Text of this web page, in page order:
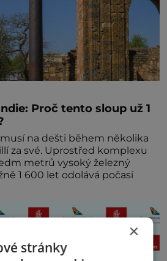
Proč tento sloup už 1
musí na dešti během několika
za své. Uprostřed komplexu
metrů vysoký železný
1 600 let odolává počasí
×
stránky